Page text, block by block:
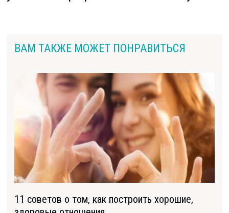
ВАМ ТАКЖЕ МОЖЕТ ПОНРАВИТЬСЯ
11 советов о том, как построить хорошие,